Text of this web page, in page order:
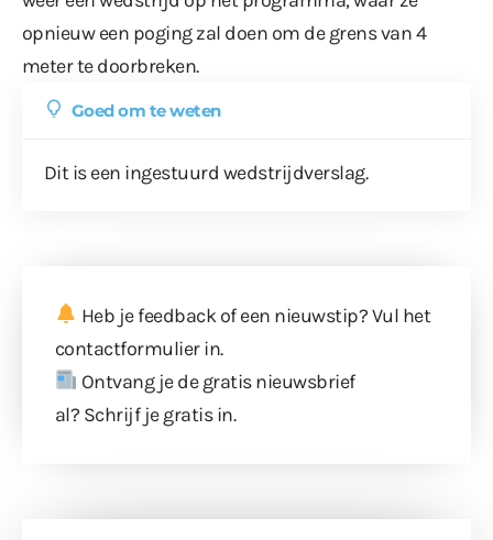
opnieuw een poging zal doen om de grens van 4
meter te doorbreken.
Goed om te weten
Dit is een ingestuurd wedstrijdverslag.
Heb je feedback of een nieuwstip? Vul het
contactformulierin.
Ontvang je de gratis nieuwsbrief
al? Schrijf je gratis in.